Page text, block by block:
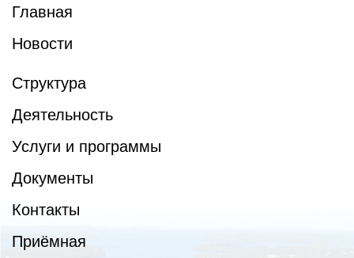
Главная
Новости
Структура
Деятельность
Услуги и программы
Документы
Контакты
Приёмная